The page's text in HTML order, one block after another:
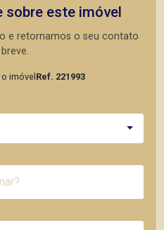
sobre este imóvel
e retornamos o seu contato
imóvel Ref. 221993